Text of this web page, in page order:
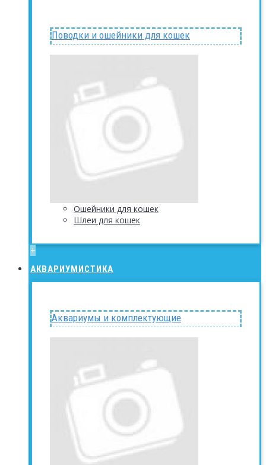
Поводки и ошейники для кошек
Ошейники для кошек
Шлеи для кошек
+
АКВАРИУМИСТИКА
Аквариумы и комплектующие